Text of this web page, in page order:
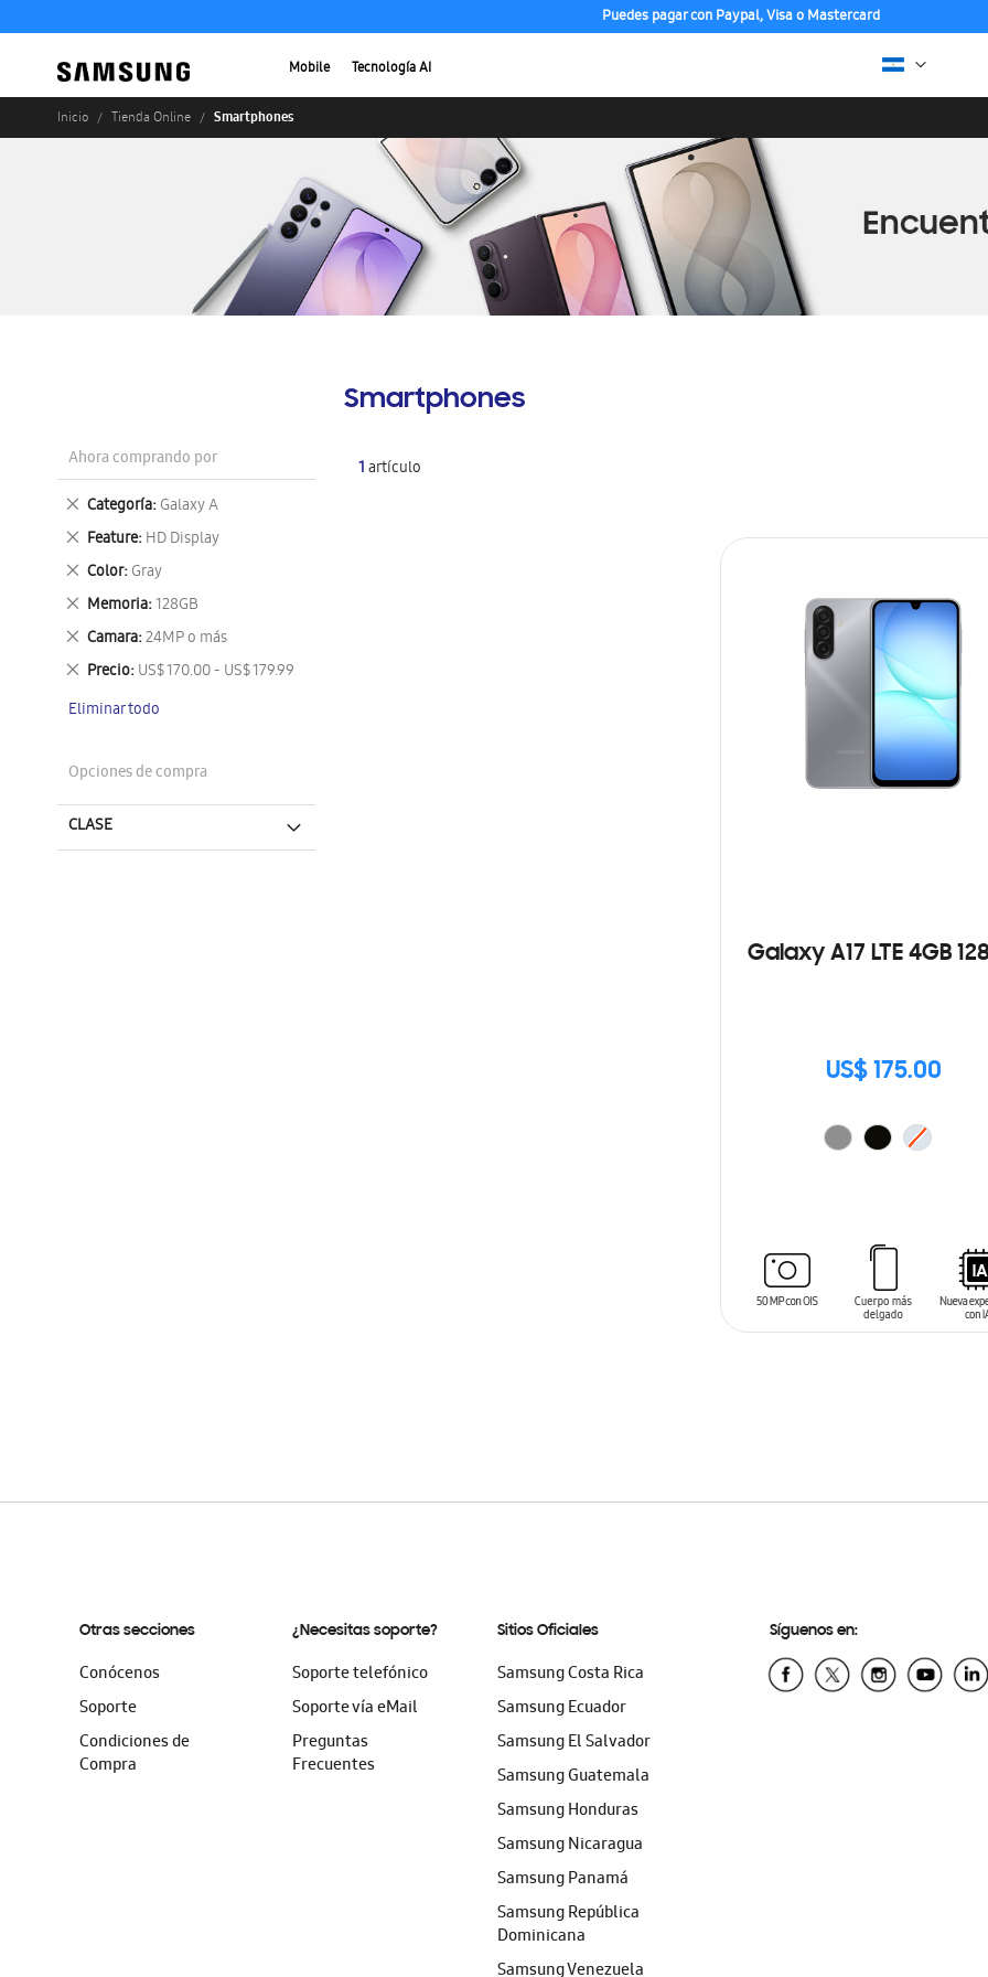
Puedes pagar con Paypal, Visa o Mastercard
Mobile Tecnología AI
Inicio Tienda Online Smartphones
Smartphones
1artículo
Galaxy A17 LTE 4GB
US$ 175.00
Ahora comprando por
Categoría Galaxy A
Eliminar
este
artículo
Feature HD Display
Eliminar
este
artículo
Color Gray
Eliminar
este
artículo
Memoria 128GB
Eliminar
este
artículo
Camara 24MP o más
Eliminar
este
artículo
Precio US$ 170.00 - US$ 179.99
Eliminar
artículo
Eliminar todo
Opciones de compra
CLASE
Otras secciones
Conócenos
Soporte
Condiciones de
Compra
¿Necesitas soporte?
Soporte telefónico
Soporte vía eMail
Preguntas
Frecuentes
Sitios Oficiales
Samsung Costa Rica
Samsung Ecuador
Samsung El Salvador
Samsung Guatemala
Samsung Honduras
Samsung Nicaragua
Samsung Panamá
Samsung República
Dominicana
Samsung Venezuela
Síguenos en: